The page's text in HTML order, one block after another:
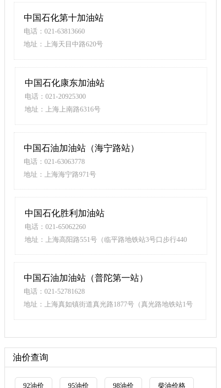
中国石化第十加油站
电话：021-63813660
地址：上海天目中路620号
中国石化康东加油站
电话：021-20925300
地址：上海上南路6316号
中国石油加油站（海宁路站）
电话：021-63063778
地址：上海海宁路971号
中国石化胜利加油站
电话：021-65062260
地址：上海高阳路551号（临平路地铁站3号口步行440
中国石油加油站（普陀第一站）
电话：021-52781628
地址：上海真如镇街道真光路1877号（真光路地铁站1号
油价查询
92油价 95油价 98油价 柴油价格